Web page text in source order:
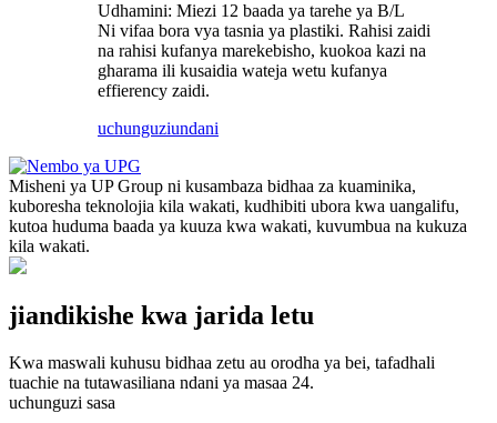
Udhamini: Miezi 12 baada ya tarehe ya B/L
Ni vifaa bora vya tasnia ya plastiki. Rahisi zaidi
na rahisi kufanya marekebisho, kuokoa kazi na
gharama ili kusaidia wateja wetu kufanya
effierency zaidi.
uchunguziundani
Misheni ya UP Group ni kusambaza bidhaa za kuaminika,
kuboresha teknolojia kila wakati, kudhibiti ubora kwa uangalifu,
kutoa huduma baada ya kuuza kwa wakati, kuvumbua na kukuza
kila wakati.
jiandikishe kwa jarida letu
Kwa maswali kuhusu bidhaa zetu au orodha ya bei, tafadhali
tuachie na tutawasiliana ndani ya masaa 24.
uchunguzi sasa